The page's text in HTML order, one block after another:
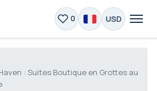
0 USD
: Suites Boutique en Grottes au